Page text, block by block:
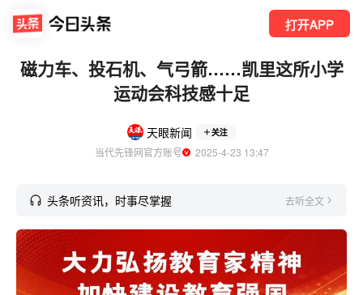
打开APP
磁力车、投石机、气弓箭……凯里这所小学
运动会科技感十足
天眼新闻 关注
当代先锋网官方账号
  2025-4-23 13:47
头条听资讯，时事尽掌握 去听全文